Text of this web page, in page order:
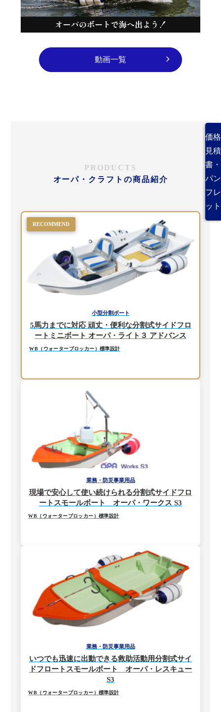
価格
見積
書・
パン
フレ
ット
動画一覧
PRODUCTS
オーパ・クラフトの商品紹介
RECOMMEND
小型分割ボート
5馬力までに対応 頑丈・便利な分割式サイドフロ
ートミニボート オーパ・ライト３ アドバンス
WB（ウォーターブロッカー）標準設計
業務・防災事業用品
現場で安心して使い続けられる分割式サイドフロ
ートスモールボート オーパ・ワークス S3
WB（ウォーターブロッカー）標準設計
業務・防災事業用品
いつでも迅速に出動できる救助活動用分割式サイ
ドフロートスモールボート オーパ・レスキュー
S3
WB（ウォーターブロッカー）標準設計